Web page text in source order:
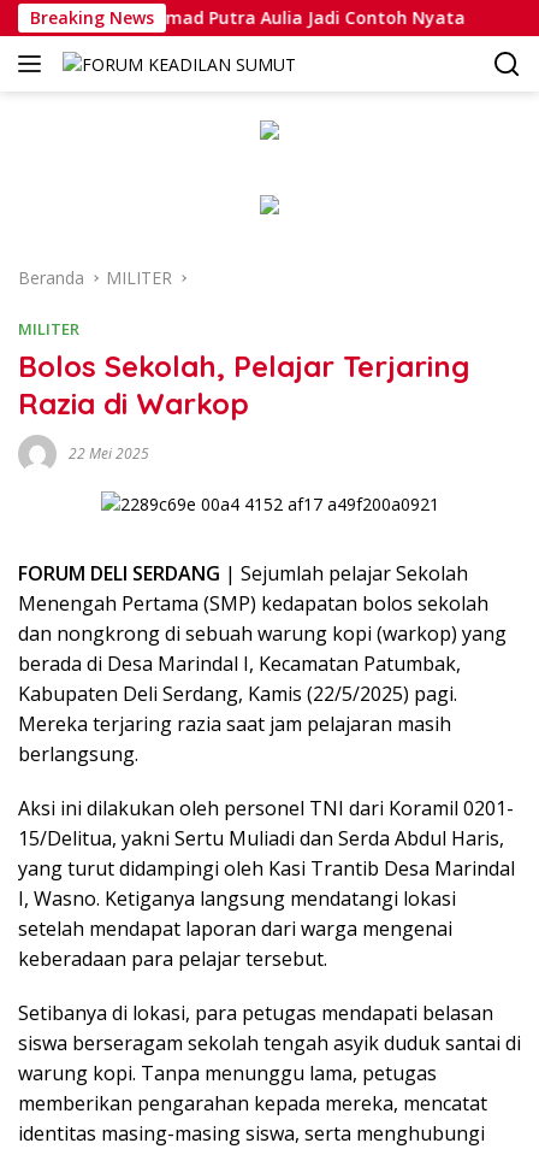
Langsung
ke
konten
Breaking News
Muhammad Putra Aulia Jadi Contoh Nyata
Beranda MILITER
MILITER
Bolos Sekolah, Pelajar Terjaring
Razia di Warkop
22 Mei 2025
FORUM DELI SERDANG | Sejumlah pelajar Sekolah
Menengah Pertama (SMP) kedapatan bolos sekolah
dan nongkrong di sebuah warung kopi (warkop) yang
berada di Desa Marindal I, Kecamatan Patumbak,
Kabupaten Deli Serdang, Kamis (22/5/2025) pagi.
Mereka terjaring razia saat jam pelajaran masih
berlangsung.
Aksi ini dilakukan oleh personel TNI dari Koramil 0201-
15/Delitua, yakni Sertu Muliadi dan Serda Abdul Haris,
yang turut didampingi oleh Kasi Trantib Desa Marindal
I, Wasno. Ketiganya langsung mendatangi lokasi
setelah mendapat laporan dari warga mengenai
keberadaan para pelajar tersebut.
Setibanya di lokasi, para petugas mendapati belasan
siswa berseragam sekolah tengah asyik duduk santai di
warung kopi. Tanpa menunggu lama, petugas
memberikan pengarahan kepada mereka, mencatat
identitas masing-masing siswa, serta menghubungi